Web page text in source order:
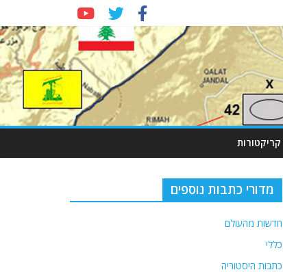
קריקטורות
מדורי כתבות נוספים
חדשות מהעולם
כללי
כתבות היסטוריה